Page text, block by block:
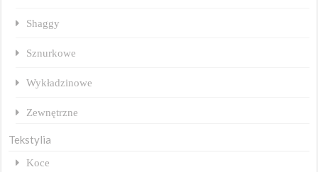
Shaggy
Sznurkowe
Wykładzinowe
Zewnętrzne
Tekstylia
Koce